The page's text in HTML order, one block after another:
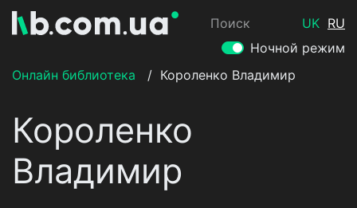
Поиск UK RU
Ночной режим
Онлайн библиотека
/ Короленко Владимир
Короленко
Владимир